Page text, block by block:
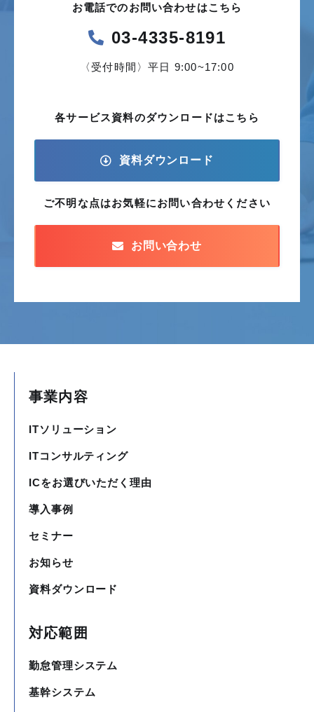
お電話でのお問い合わせはこちら
03-4335-8191
〈受付時間〉平日 9:00~17:00
各サービス資料のダウンロードはこちら
資料ダウンロード
ご不明な点はお気軽にお問い合わせください
お問い合わせ
事業内容
ITソリューション
ITコンサルティング
ICをお選びいただく理由
導入事例
セミナー
お知らせ
資料ダウンロード
対応範囲
勤怠管理システム
基幹システム